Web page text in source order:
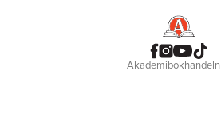
Akademibokhandeln